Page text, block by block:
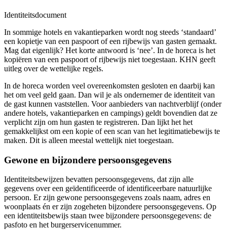
Identiteitsdocument
In sommige hotels en vakantieparken wordt nog steeds ‘standaard’
een kopietje van een paspoort of een rijbewijs van gasten gemaakt.
Mag dat eigenlijk? Het korte antwoord is ‘nee’. In de horeca is het
kopiëren van een paspoort of rijbewijs niet toegestaan. KHN geeft
uitleg over de wettelijke regels.
In de horeca worden veel overeenkomsten gesloten en daarbij kan
het om veel geld gaan. Dan wil je als ondernemer de identiteit van
de gast kunnen vaststellen. Voor aanbieders van nachtverblijf (onder
andere hotels, vakantieparken en campings) geldt bovendien dat ze
verplicht zijn om hun gasten te registreren. Dan lijkt het het
gemakkelijkst om een kopie of een scan van het legitimatiebewijs te
maken. Dit is alleen meestal wettelijk niet toegestaan.
Gewone en bijzondere persoonsgegevens
Identiteitsbewijzen bevatten persoonsgegevens, dat zijn alle
gegevens over een geïdentificeerde of identificeerbare natuurlijke
persoon. Er zijn gewone persoonsgegevens zoals naam, adres en
woonplaats én er zijn zogeheten bijzondere persoonsgegevens. Op
een identiteitsbewijs staan twee bijzondere persoonsgegevens: de
pasfoto en het burgerservicenummer.